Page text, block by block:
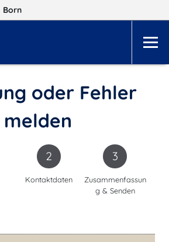
Born
oder Fehler
melden
2
Kontaktdaten
3
Zusammenfassun
g & Senden